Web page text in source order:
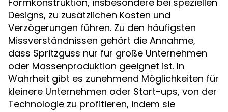
Designs, zu zusätzlichen Kosten und
Verzögerungen führen. Zu den häufigsten
Missverständnissen gehört die Annahme,
dass Spritzguss nur für große Unternehmen
oder Massenproduktion geeignet ist. In
Wahrheit gibt es zunehmend Möglichkeiten für
kleinere Unternehmen oder Start-ups, von der
Technologie zu profitieren, indem sie